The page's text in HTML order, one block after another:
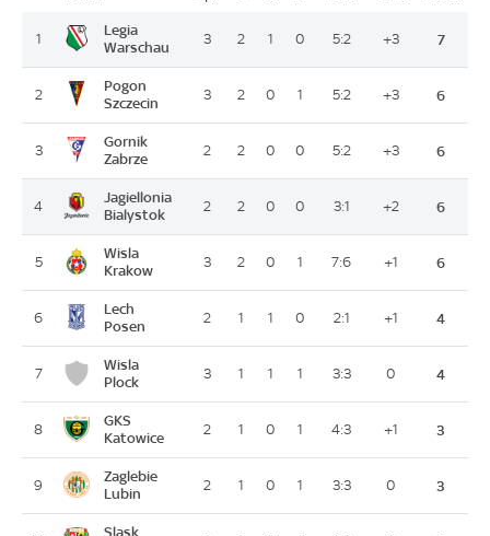
1
Legia
Warschau
3 2 1 0 5:2 +3 7
2
Pogon
Szczecin
3 2 0 1 5:2 +3 6
3
Gornik
Zabrze
2 2 0 0 5:2 +3 6
4
Jagiellonia
Bialystok
2 2 0 0 3:1 +2 6
5
Wisla
Krakow
3 2 0 1 7:6 +1 6
6
Lech
Posen
2 1 1 0 2:1 +1 4
7
Wisla
Plock
3 1 1 1 3:3 0 4
8
GKS
Katowice
2 1 0 1 4:3 +1 3
9
Zaglebie
Lubin
2 1 0 1 3:3 0 3
Slask